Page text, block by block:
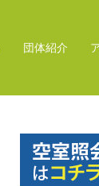
団体紹介